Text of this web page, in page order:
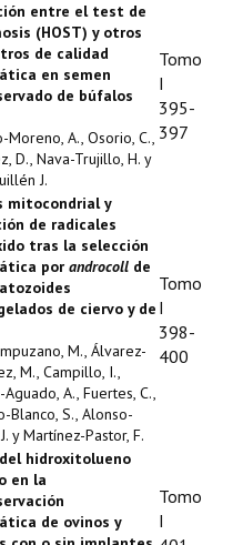
entre el test de
(HOST) y otros
de calidad
en semen
de búfalos
Moreno, A., Osorio, C.,
D., Nava-Trujillo, H. y
J.
Tomo
I
395-
397
mitocondrial y
de radicales
tras la selección
por androcoll de
de ciervo y de
M., Álvarez-
M., Campillo, I.,
A., Fuertes, C.,
Blanco, S., Alonso-
y Martínez-Pastor, F.
Tomo
I
398-
400
hidroxitolueno
en la
de ovinos y
Tomo
I